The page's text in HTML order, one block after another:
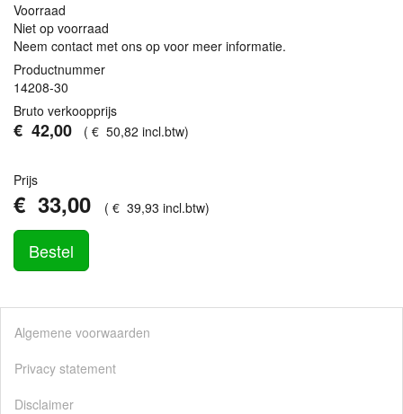
Voorraad
Niet op voorraad
Neem contact met ons op voor meer informatie.
Productnummer
14208-30
Bruto verkoopprijs
€ 42,00 ( € 50,82 incl.btw)
Prijs
€ 33,00 ( € 39,93 incl.btw)
Bestel
Algemene voorwaarden
Privacy statement
Disclaimer